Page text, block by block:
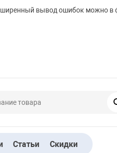
вывод ошибок можно в
Статьи Скидки